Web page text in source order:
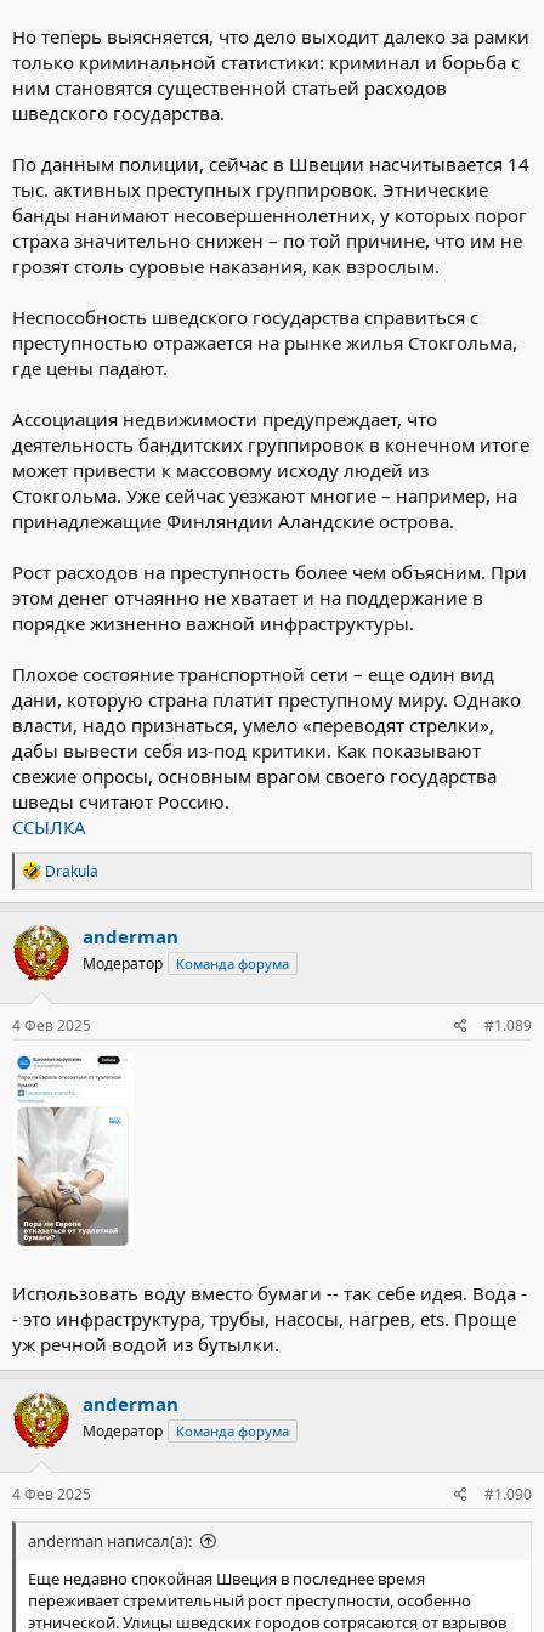
Но теперь выясняется, что дело выходит далеко за рамки
только криминальной статистики: криминал и борьба с
ним становятся существенной статьей расходов
шведского государства.
По данным полиции, сейчас в Швеции насчитывается 14
тыс. активных преступных группировок. Этнические
банды нанимают несовершеннолетних, у которых порог
страха значительно снижен – по той причине, что им не
грозят столь суровые наказания, как взрослым.
Неспособность шведского государства справиться с
преступностью отражается на рынке жилья Стокгольма,
где цены падают.
Ассоциация недвижимости предупреждает, что
деятельность бандитских группировок в конечном итоге
может привести к массовому исходу людей из
Стокгольма. Уже сейчас уезжают многие – например, на
принадлежащие Финляндии Аландские острова.
Рост расходов на преступность более чем объясним. При
этом денег отчаянно не хватает и на поддержание в
порядке жизненно важной инфраструктуры.
Плохое состояние транспортной сети – еще один вид
дани, которую страна платит преступному миру. Однако
власти, надо признаться, умело «переводят стрелки»,
дабы вывести себя из-под критики. Как показывают
свежие опросы, основным врагом своего государства
шведы считают Россию.
ССЫЛКА
Р
е
а
к
ц
и
и
:
Drakula
anderman
Модератор Команда форума
4 Фев 2025 #1.089
Использовать воду вместо бумаги -- так себе идея. Вода -
- это инфраструктура, трубы, насосы, нагрев, ets. Проще
уж речной водой из бутылки.
anderman
Модератор Команда форума
4 Фев 2025 #1.090
anderman написал(а):
Еще недавно спокойная Швеция в последнее время
переживает стремительный рост преступности, особенно
этнической. Улицы шведских городов сотрясаются от взрывов